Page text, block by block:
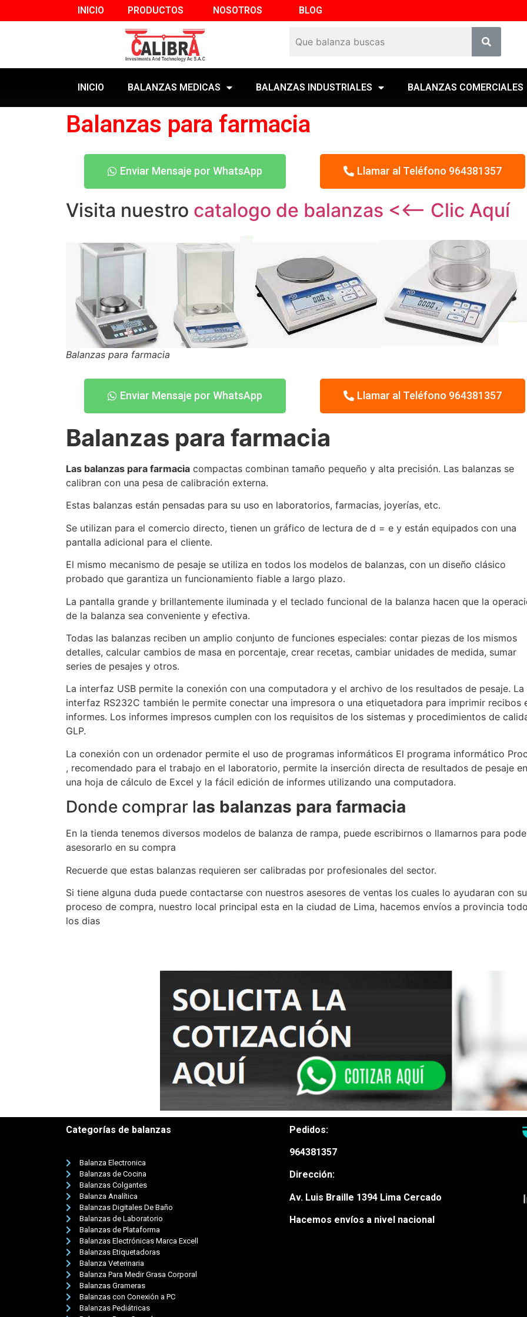
INICIO PRODUCTOS NOSOTROS BLOG
INICIO BALANZAS MEDICAS BALANZAS INDUSTRIALES BALANZAS COMERCIALES
Balanzas para farmacia
Enviar Mensaje por WhatsApp Llamar al Teléfono 964381357
Visita nuestro catalogo de balanzas <<– Clic Aquí
Balanzas para farmacia
Enviar Mensaje por WhatsApp Llamar al Teléfono 964381357
Balanzas para farmacia
Las balanzas para farmacia compactas combinan tamaño pequeño y alta precisión. Las balanzas se
calibran con una pesa de calibración externa.
Estas balanzas están pensadas para su uso en laboratorios, farmacias, joyerías, etc.
Se utilizan para el comercio directo, tienen un gráfico de lectura de d = e y están equipados con una
pantalla adicional para el cliente.
El mismo mecanismo de pesaje se utiliza en todos los modelos de balanzas, con un diseño clásico
probado que garantiza un funcionamiento fiable a largo plazo.
La pantalla grande y brillantemente iluminada y el teclado funcional de la balanza hacen que la
de la balanza sea conveniente y efectiva.
Todas las balanzas reciben un amplio conjunto de funciones especiales: contar piezas de los mismos
detalles, calcular cambios de masa en porcentaje, crear recetas, cambiar unidades de medida, sumar
series de pesajes y otros.
La interfaz USB permite la conexión con una computadora y el archivo de los resultados de pesaje. La
interfaz RS232C también le permite conectar una impresora o una etiquetadora para imprimir recibos
informes. Los informes impresos cumplen con los requisitos de los sistemas y procedimientos de
GLP.
La conexión con un ordenador permite el uso de programas informáticos El programa informático
, recomendado para el trabajo en el laboratorio, permite la inserción directa de resultados de pesaje en
una hoja de cálculo de Excel y la fácil edición de informes utilizando una computadora.
Donde comprar las balanzas para farmacia
En la tienda tenemos diversos modelos de balanza de rampa, puede escribirnos o llamarnos para
asesorarlo en su compra
Recuerde que estas balanzas requieren ser calibradas por profesionales del sector.
Si tiene alguna duda puede contactarse con nuestros asesores de ventas los cuales lo ayudaran con su
proceso de compra, nuestro local principal esta en la ciudad de Lima, hacemos envíos a provincia
los dias
Categorías de balanzas
Balanza Electronica
Balanzas de Cocina
Balanzas Colgantes
Balanza Analítica
Balanzas Digitales De Baño
Balanzas de Laboratorio
Balanzas de Plataforma
Balanzas Electrónicas Marca Excell
Balanzas Etiquetadoras
Balanza Veterinaria
Balanza Para Medir Grasa Corporal
Balanzas Grameras
Balanzas con Conexión a PC
Balanzas Pediátricas
Pedidos:
964381357
Dirección:
Av. Luis Braille 1394 Lima Cercado
Hacemos envíos a nivel nacional